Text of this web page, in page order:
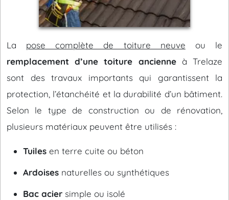
La pose complète de toiture neuve ou le
remplacement d’une toiture ancienneà Trelaze
sont des travaux importants qui garantissent la
protection, l’étanchéité et la durabilité d’un bâtiment.
Selon le type de construction ou de rénovation,
plusieurs matériaux peuvent être utilisés :
Tuiles en terre cuite ou béton
Ardoises naturelles ou synthétiques
Bac acier simple ou isolé